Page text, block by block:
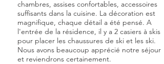
chambres, assises confortables, accessoires
suffisants dans la cuisine. La décoration est
magnifique, chaque détail a été pensé. A
l'entrée de la résidence, il y a 2 casiers à skis
pour placer les chaussures de ski et les ski.
Nous avons beaucoup apprécié notre séjour
et reviendrons certainement.